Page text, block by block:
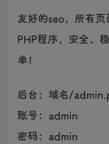
友好的seo，所有
PHP程序，安全、
单！
后台：域名/
账号：admin
密码：admin